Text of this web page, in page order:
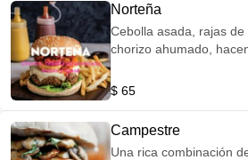
Norteña
Cebolla asada, rajas
chorizo ahumado,
asados del norte.
$ 65
Campestre
Una rica combinación